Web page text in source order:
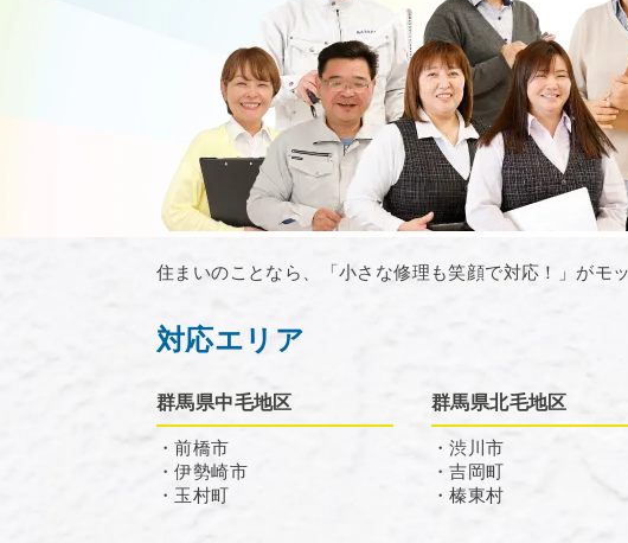
住まいのことなら、「小さな修理も笑顔で対応！」がモ
対応エリア
群馬県中毛地区
・前橋市
・伊勢崎市
・玉村町
群馬県北毛地区
・渋川市
・吉岡町
・榛東村